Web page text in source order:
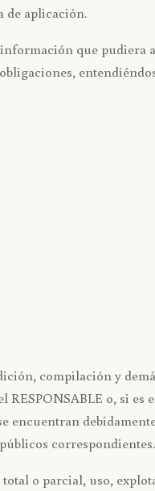
de aplicación.
que pudiera
compilación y
o, si es
encuentran
correspondientes.
o parcial, uso,